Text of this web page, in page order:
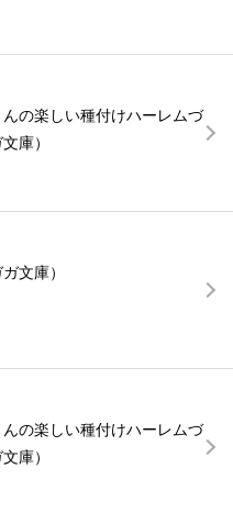
の楽しい種付けハーレムづ
庫）
文庫）
の楽しい種付けハーレムづ
庫）